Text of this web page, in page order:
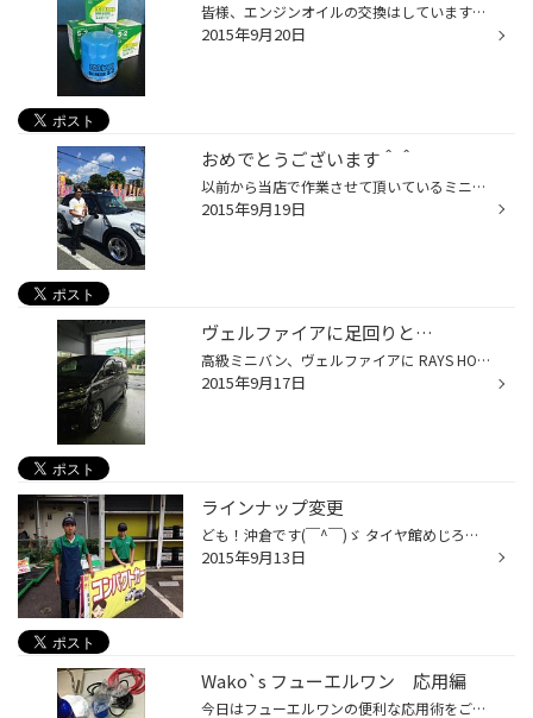
皆様、エンジンオイルの交換はしていますよね＾＾ 実はオイル交換２回に１回はオイルフィルター（エレメント）の交換が必要なんです!!! ずっと交換しないと… オイルの汚れが取りきれなくなってしまい エンジンの中がどんどん汚れてしまうんです!! 最悪の場合フィルターの目詰まりでオイルが回らなく...
2015年9月20日
おめでとうございます＾＾
以前から当店で作業させて頂いているミニクロスオーバーの Ｓ様… 先日ミニの集まるイベントに出展し 集まった５００台の頂点、アワード（優勝！）を頂いたそうです^^ ホイールとタイヤのマッチング、キャリアなど じっくり検討、相談した甲斐がありましたね!!Ｓ様!! 合言葉は シンプルイズベスト!!(笑)
2015年9月19日
ヴェルファイアに足回りと…
高級ミニバン、ヴェルファイアに RAYS HOMURA 2x7（20インチ） と TEIN FLEX A（車高調） と TEIN EDFC PRO をお取付け～^^ 純正16インチからのカスタムのため、 見た目の変化は絶大!!! 大人な仕様でグッドです！！ タイヤはもちろん当店一押しの REGNOでキマリ^^ HOMURA、すごく綺麗なシルバーで...
2015年9月17日
ラインナップ変更
ども！沖倉です(￣^￣)ゞ タイヤ館めじろ台はリニューアルオープンから1年が経とうとしています。 なにかデカイ事をしよう！ 現在仕込み中です^ ^ ガラリと変わると思うので、乞うご期待！
2015年9月13日
Wako`s フューエルワン 応用編
今日はフューエルワンの便利な応用術をご紹介します^^ 本来であれば、ガソリン満タン時にタンクに添加して 燃焼効率UP!!燃料系統キレイ!! と言うものなんですが、この洗浄作用が、凄いらしい… と言うことで、「ゆっくり治していつか乗ろう」作戦進行中のビッグブロアム君の ススだらけのプラグをフ...